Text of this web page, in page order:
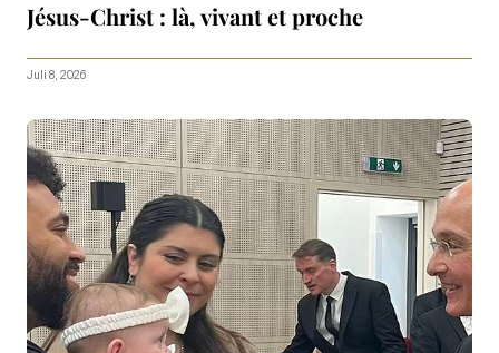
Jésus-Christ : là, vivant et proche
Juli 8, 2026